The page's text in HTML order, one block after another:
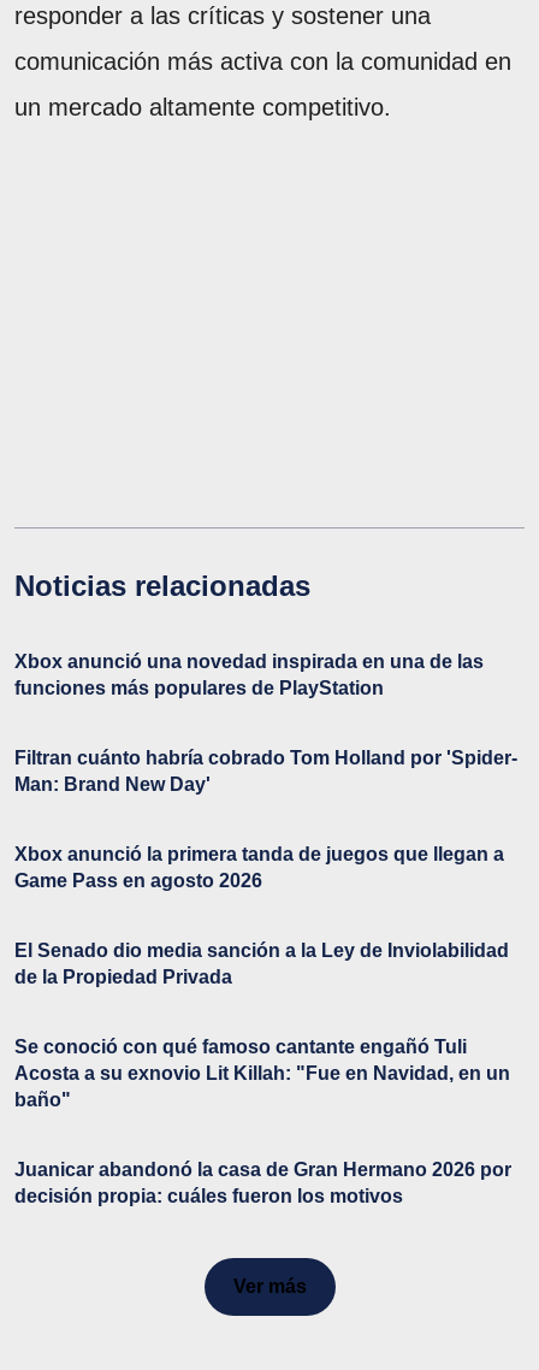
responder a las críticas y sostener una
comunicación más activa con la comunidad en
un mercado altamente competitivo.
Noticias relacionadas
Xbox anunció una novedad inspirada en una de las
funciones más populares de PlayStation
Filtran cuánto habría cobrado Tom Holland por 'Spider-
Man: Brand New Day'
Xbox anunció la primera tanda de juegos que llegan a
Game Pass en agosto 2026
El Senado dio media sanción a la Ley de Inviolabilidad
de la Propiedad Privada
Se conoció con qué famoso cantante engañó Tuli
Acosta a su exnovio Lit Killah: "Fue en Navidad, en un
baño"
Juanicar abandonó la casa de Gran Hermano 2026 por
decisión propia: cuáles fueron los motivos
Ver más